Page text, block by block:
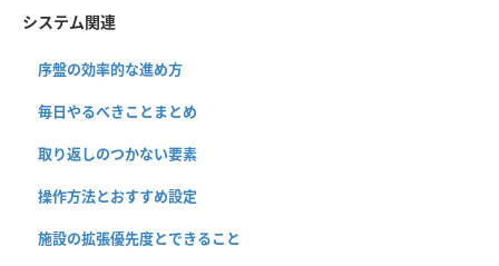
システム関連
序盤の効率的な進め方
毎日やるべきことまとめ
取り返しのつかない要素
操作方法とおすすめ設定
施設の拡張優先度とできること